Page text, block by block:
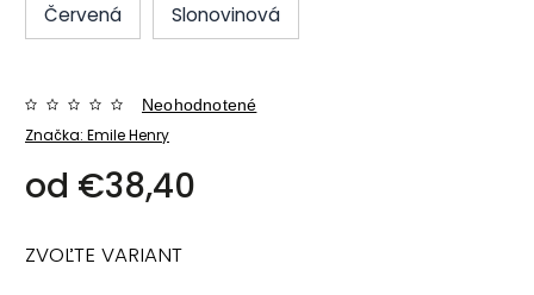
Červená
Slonovinová
Značka: Emile Henry
Neohodnotené
od €38,40
ZVOĽTE VARIANT